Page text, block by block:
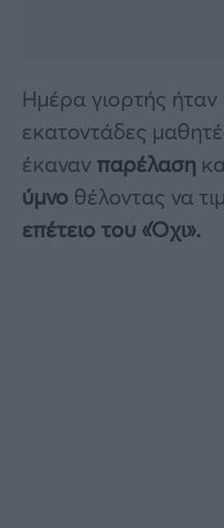
Ημέρα γιορτής ήταν
εκατοντάδες
έκανανπαρέλαση
ύμνο θέλοντας να
επέτειο του «Όχι».